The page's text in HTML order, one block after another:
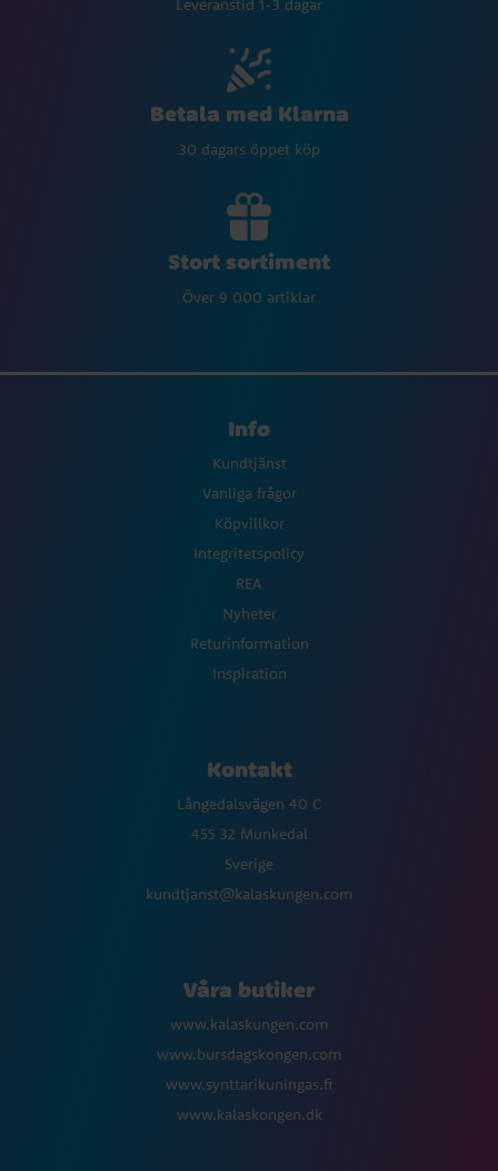
Leveranstid 1-3 dagar
Betala med Klarna
30 dagars öppet köp
Stort sortiment
Över 9 000 artiklar
Info
Kundtjänst
Vanliga frågor
Köpvillkor
Integritetspolicy
REA
Nyheter
Returinformation
Inspiration
Kontakt
Långedalsvägen 40 C
455 32 Munkedal
Sverige
kundtjanst@kalaskungen.com
Våra butiker
www.kalaskungen.com
www.bursdagskongen.com
www.synttarikuningas.fi
www.kalaskongen.dk